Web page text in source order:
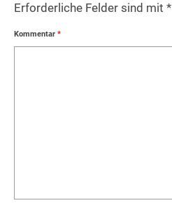
Erforderliche Felder sind mit *
Kommentar *